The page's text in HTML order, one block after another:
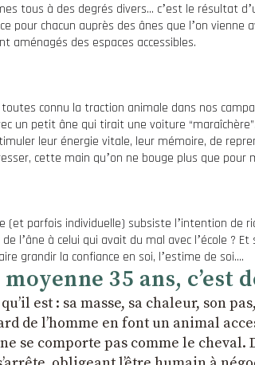
tous à des degrés divers… cʼest le résultat
pour chacun auprès des ânes que lʼon
aménagés des espaces accessibles.
connu la traction animale dans nos
un petit âne qui tirait une voiture
leur énergie vitale, leur mémoire, de
cette main quʼon ne bouge plus que pour
(et parfois individuelle) subsiste lʼintention
lʼâne à celui qui avait du mal avec lʼécole ?
grandir la confiance en soi, lʼestime de soi….
moyenne 35 ans,
est : sa masse, sa chaleur, son
de lʼhomme en font un animal
ne se comporte pas comme le